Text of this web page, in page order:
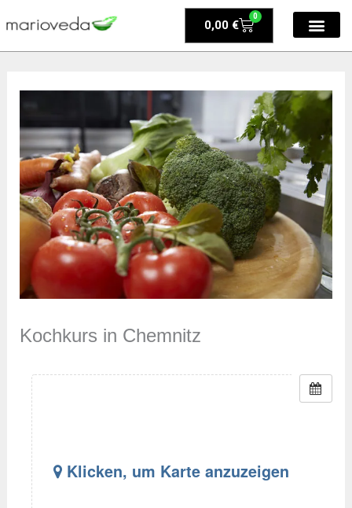
Inhalt
springen
0,00 €
0
Warenkorb
Kochkurs in Chemnitz
Klicken, um Karte anzuzeigen